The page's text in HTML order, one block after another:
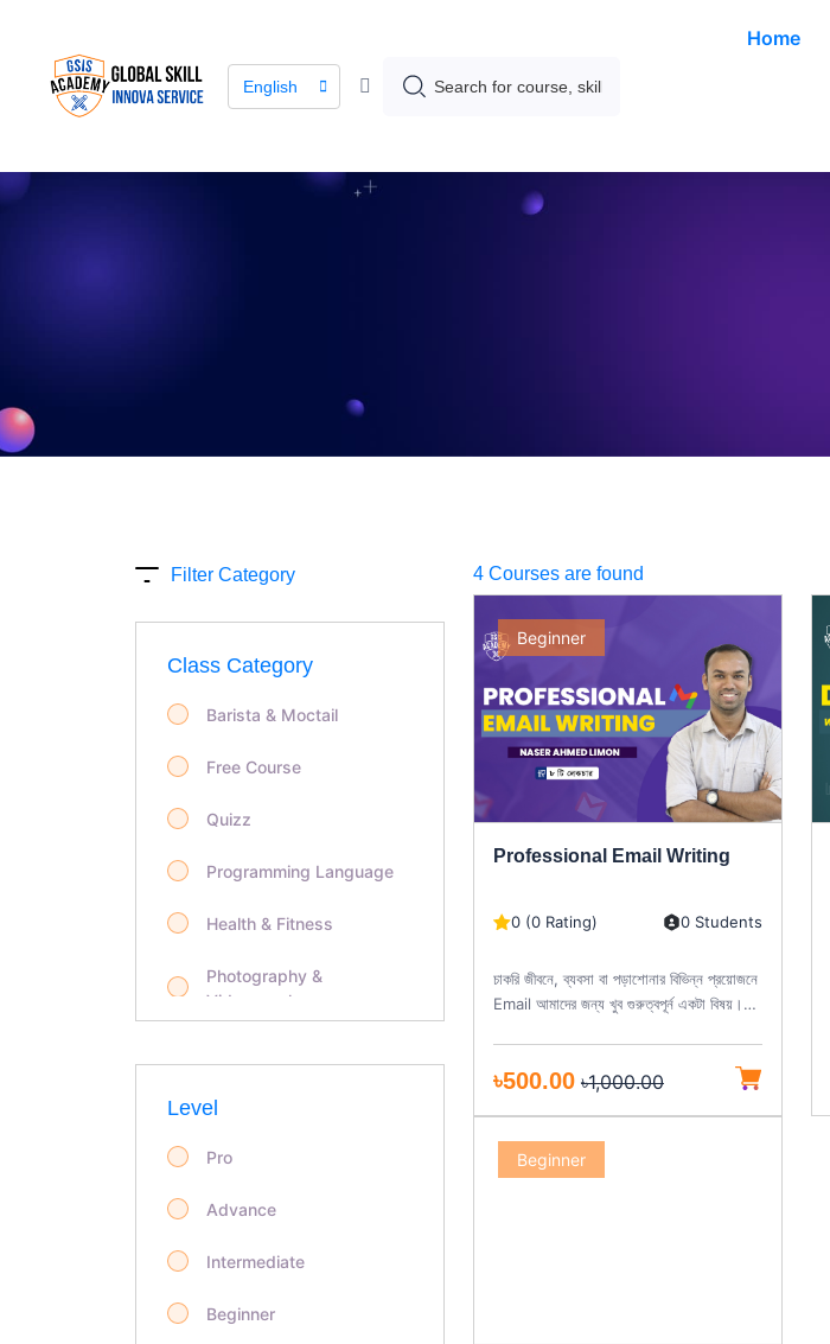
English
Home
Filter Category
Class Category
Barista & Moctail
Free Course
Quizz
Programming Language
Health & Fitness
Photography &
Videography
Personal Development
Marketing
Law & Land Survey
Food & Beverage
Garments & Fashion
Level
Pro
Advance
Intermediate
Beginner
4 Courses are found
Beginner
Professional Email Writing
0 (0 Rating) 0 Students
চাকরি জীবনে, ব্যবসা বা পড়াশোনার বিভিন্ন প্রয়োজনে
Email আমাদের জন্য খুব গুরুত্বপূর্ন একটা বিষয়।
৳500.00 ৳1,000.00
Beginner